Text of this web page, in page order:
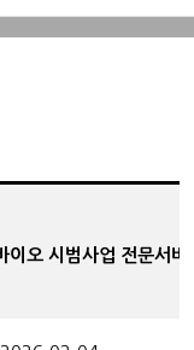
오 시범사업 전문서비